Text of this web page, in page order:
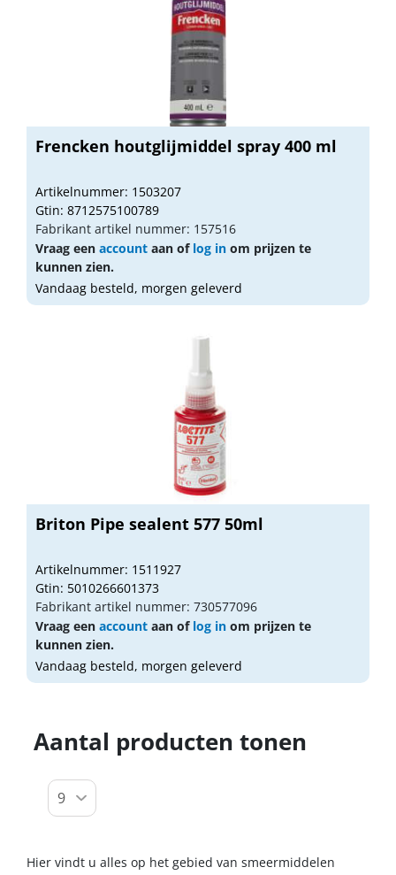
Frencken houtglijmiddel spray 400 ml
Artikelnummer: 1503207
Gtin: 8712575100789
Fabrikant artikel nummer: 157516
Vraag een account aan of log in om prijzen te
kunnen zien.
Vandaag besteld, morgen geleverd
Briton Pipe sealent 577 50ml
Artikelnummer: 1511927
Gtin: 5010266601373
Fabrikant artikel nummer: 730577096
Vraag een account aan of log in om prijzen te
kunnen zien.
Vandaag besteld, morgen geleverd
Aantal producten tonen
Hier vindt u alles op het gebied van smeermiddelen